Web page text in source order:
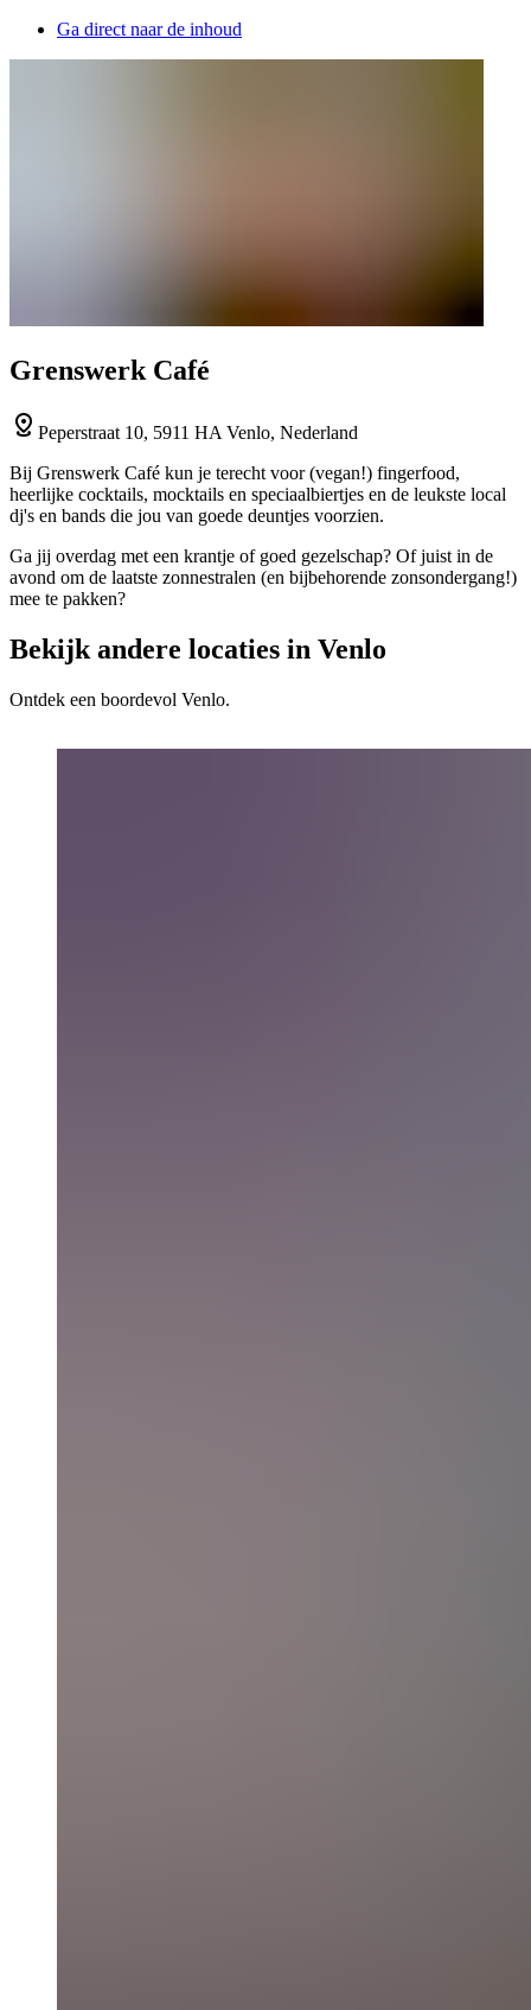
Ga direct naar de inhoud
Grenswerk Café
Peperstraat 10, 5911 HA Venlo, Nederland
Bij Grenswerk Café kun je terecht voor (vegan!) fingerfood,
heerlijke cocktails, mocktails en speciaalbiertjes en de leukste local
dj's en bands die jou van goede deuntjes voorzien.
Ga jij overdag met een krantje of goed gezelschap? Of juist in de
avond om de laatste zonnestralen (en bijbehorende zonsondergang!)
mee te pakken?
Bekijk andere locaties in Venlo
Ontdek een boordevol Venlo.